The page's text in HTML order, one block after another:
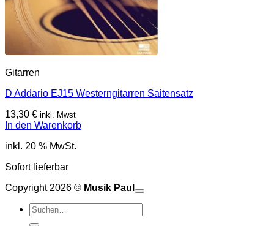
Gitarren
D Addario EJ15 Westerngitarren Saitensatz
13,30 € inkl. Mwst
In den Warenkorb
inkl. 20 % MwSt.
Sofort lieferbar
Copyright 2026 © Musik Paul
Suchen
nach: